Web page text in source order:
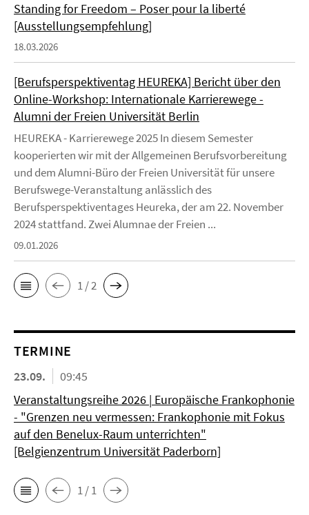
Standing for Freedom – Poser pour la liberté
[Ausstellungsempfehlung]
18.03.2026
[Berufsperspektiventag HEUREKA] Bericht über den
Online-Workshop: Internationale Karrierewege -
Alumni der Freien Universität Berlin
HEUREKA - Karrierewege 2025 In diesem Semester
kooperierten wir mit der Allgemeinen Berufsvorbereitung
und dem Alumni-Büro der Freien Universität für unsere
Berufswege-Veranstaltung anlässlich des
Berufsperspektiventages Heureka, der am 22. November
2024 stattfand. Zwei Alumnae der Freien ...
09.01.2026
1 / 2
TERMINE
23.09.
09:45
Veranstaltungsreihe 2026 | Europäische Frankophonie
- "Grenzen neu vermessen: Frankophonie mit Fokus
auf den Benelux-Raum unterrichten"
[Belgienzentrum Universität Paderborn]
1 / 1